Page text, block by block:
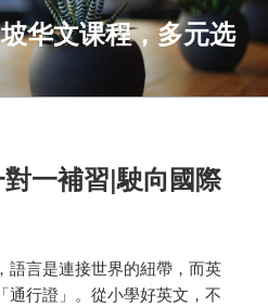
华文课程，多元选
一補習|駛向國際
語言是連接世界的紐帶，而英
通行證」。從小學好英文，不